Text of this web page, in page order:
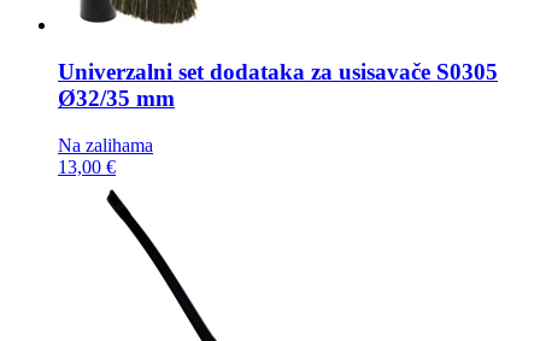
Univerzalni set dodataka za usisavače S0305
Ø32/35 mm
Na zalihama
13,00 €